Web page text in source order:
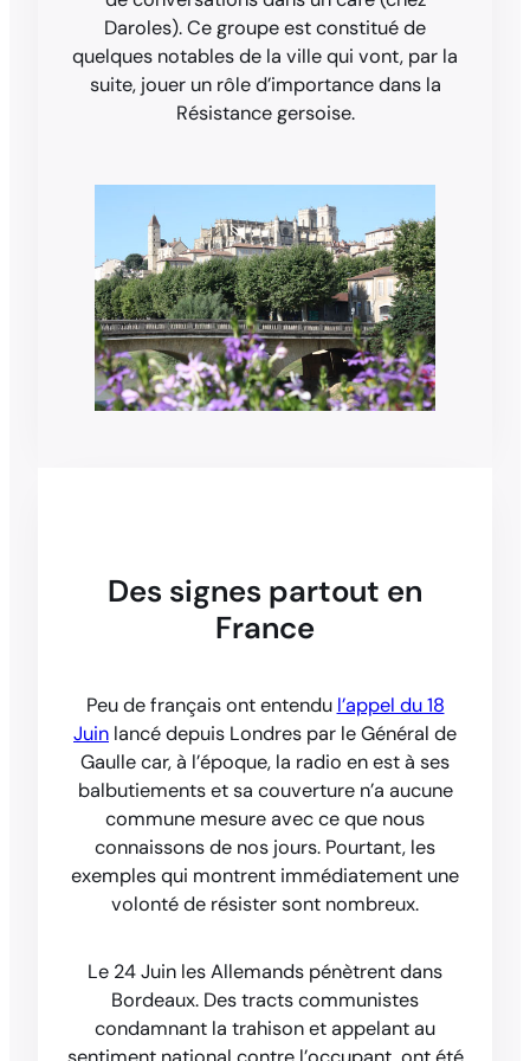
Daroles). Ce groupe est constitué de
quelques notables de la ville qui vont, par la
suite, jouer un rôle d’importance dans la
Résistance gersoise.
Des signes partout en
France
Peu de français ont entendu l’appel du 18
Juin lancé depuis Londres par le Général de
Gaulle car, à l’époque, la radio en est à ses
balbutiements et sa couverture n’a aucune
commune mesure avec ce que nous
connaissons de nos jours. Pourtant, les
exemples qui montrent immédiatement une
volonté de résister sont nombreux.
Le 24 Juin les Allemands pénètrent dans
Bordeaux. Des tracts communistes
condamnant la trahison et appelant au